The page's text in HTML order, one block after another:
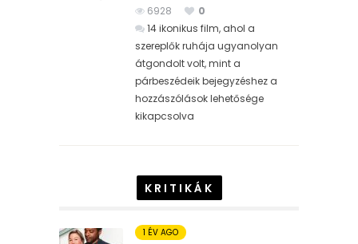
6928
0
14 ikonikus film, ahol a
szereplők ruhája ugyanolyan
átgondolt volt, mint a
párbeszédeik bejegyzéshez a
hozzászólások lehetősége
kikapcsolva
KRITIKÁK
1 ÉV AGO